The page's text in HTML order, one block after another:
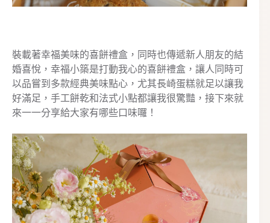
裝載著幸福美味的喜餅禮盒，同時也傳遞新人朋友的結
婚喜悅，幸福小築是打動我心的喜餅禮盒，讓人同時可
以品嘗到多款經典美味點心，尤其長崎蛋糕就足以讓我
好滿足，手工餅乾和法式小點都讓我很驚豔，接下來就
來一一分享給大家有哪些口味囉！